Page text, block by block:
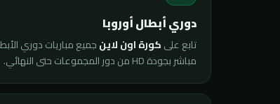
دوري أبطال أوروبا
تابع علىكورة اون لاينجميع مباريات دوري
مباشر بجودة HD من دور المجموعات حتى النهائي.